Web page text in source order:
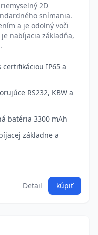
2D
snímania.
a je odolný voči
nabíjacia základňa,
IP65 a
RS232, KBW a
batéria 3300 mAh
základne a
Detail kúpiť